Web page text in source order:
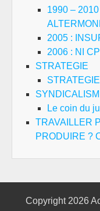
1990 –
2005 :
2006 : NI
STRATEGIE
Le coin du
TRAVAILLER
PRODUIRE ?
Copyright 2026